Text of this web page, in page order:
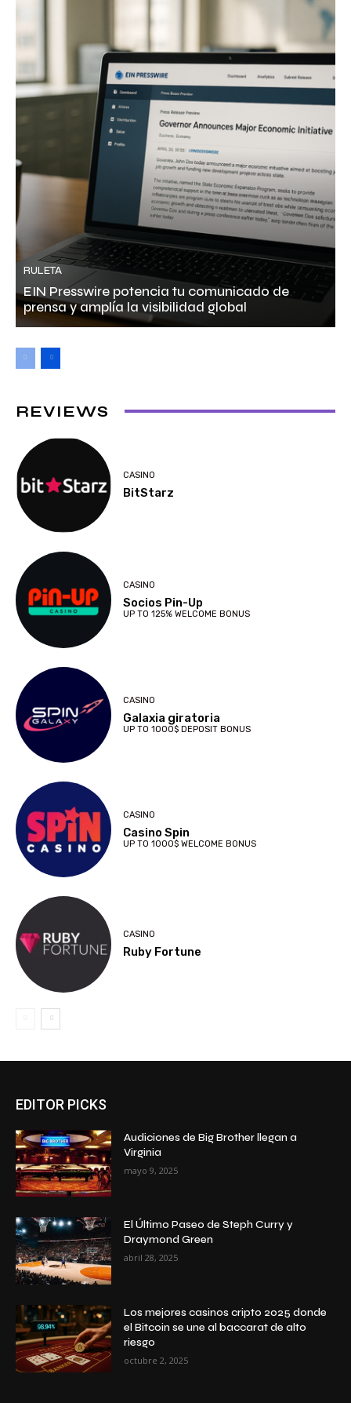
RULETA
EIN Presswire potencia tu comunicado de
prensa y amplía la visibilidad global
REVIEWS
CASINO
BitStarz
CASINO
Socios Pin-Up
UP TO 125% WELCOME BONUS
CASINO
Galaxia giratoria
UP TO 1000$ DEPOSIT BONUS
CASINO
Casino Spin
UP TO 1000$ WELCOME BONUS
CASINO
Ruby Fortune
EDITOR PICKS
Audiciones de Big Brother llegan a
Virginia
mayo 9, 2025
El Último Paseo de Steph Curry y
Draymond Green
abril 28, 2025
Los mejores casinos cripto 2025 donde
el Bitcoin se une al baccarat de alto
riesgo
octubre 2, 2025